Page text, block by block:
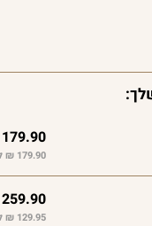
179.90
179.90 ₪ ליחידה
259.90
129.95 ₪ ליחידה